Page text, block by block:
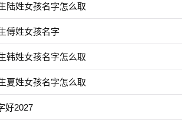
】 【子念】 【佩娴】
】 【婷曼】 【向菲】
】 【冰颜】 【嘉婷】
】 【安盈】 【奕言】
陆姓女孩名字怎么取
傅姓女孩名字
韩姓女孩名字怎么取
夏姓女孩名字怎么取
好2027